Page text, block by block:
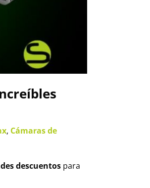
, Cámaras de
descuentos para